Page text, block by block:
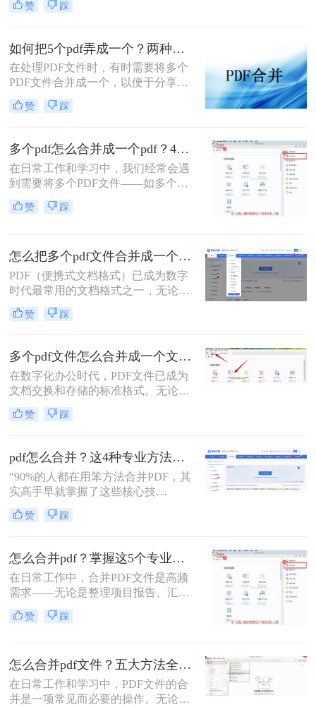
或是一堆扫描合同需要整合。PDF合
响着我们的信息处理效率与专业形
象。那么怎么把pdf合并成一个pdf
呢？今天，作为一名深耕办公软件领
域多年的测评博主，我将为你揭秘三
种最高效的PDF合并方案，帮你彻底
摆脱文档管理的困扰。
赞 踩
如何把5个pdf弄成一个？两种实用方法详解分享！
在处理PDF文件时，有时需要将多个
PDF文件合并成一个，以便于分享、
存储或打印。那么如何把5个pdf弄成
一个呢？本文将介绍两种将五个PDF
赞 踩
多个pdf怎么合并成一个pdf？4种合并pdf方法详解！
在日常工作和学习中，我们经常会遇
到需要将多个PDF文件——如多个章
节的电子书、一系列扫描件、不同来
源的报告或发票——整合为一个单一
然而，面对这一看似简单的任务，许
多用户却不知从何下手，或者使用的
工具不够高效、安全。
赞 踩
怎么把多个pdf文件合并成一个？全面指南与详细方法解析！
PDF（便携式文档格式）已成为数字
时代最常用的文档格式之一，无论是
学术论文、商务报告、电子书还是官
方文件，PDF都能保持原始格式在不
作和学习中，我们常常需要将多个
PDF文件合并成一个，以方便管理、
分享或打印。那么怎么把多个pdf文件
合并成一个呢？本文将全面解析多种
PDF合并方法，帮助您根据具体需求
选择最合适的解决方案。
赞 踩
多个pdf文件怎么合并成一个文件？从新手到高手的完整指南！
在数字化办公时代，PDF文件已成为
文档交换和存储的标准格式。无论是
学术研究、工作报告还是法律文件，
我们经常需要将多个PDF文件整合为
对这一需求时常常感到困惑。那么多
个pdf文件怎么合并成一个文件呢？本
文将详细介绍七种常用且高效的PDF
合并方法，涵盖不同平台、使用场景
和技术水平，助您轻松应对各种PDF
处理需求。
赞 踩
pdf怎么合并？这4种专业方法，让你效率翻倍！
“90%的人都在用笨方法合并PDF，其
实高手早就掌握了这些核心技
巧。”作为一名在电脑办公软件领域
深耕多年的测评博主，每天都会收到
中，“PDF怎么合并”这个问题出现的
频率高居不下。这看似简单的操作，
却实实在在地困扰着众多职场人：报
告整合、资料归档、方案提交……每
一次低效的手动处理，都在悄悄吞噬
你的时间与耐心。
赞 踩
怎么合并pdf？掌握这5个专业方法，效率提升300%！
在日常工作中，合并PDF文件是高频
需求——无论是整理项目报告、汇总
客户资料，还是准备学术论文。但许
多人仍在用低效、有风险的方法处理
我今天为你带来一份系统、专业的
PDF合并指南，助你告别效率低下与
安全隐患。
赞 踩
怎么合并pdf文件？五大方法全解析！
在日常工作和学习中，PDF文件的合
并是一项常见而必要的操作。无论是